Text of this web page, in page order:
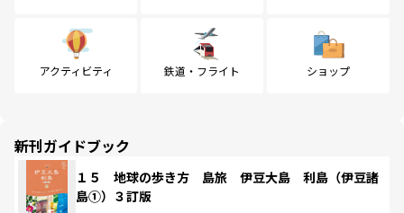
アクティビティ 鉄道・フライト ショップ
新刊ガイドブック
１５ 地球の歩き方 島旅 伊豆大島 利島（伊豆諸
島①）３訂版